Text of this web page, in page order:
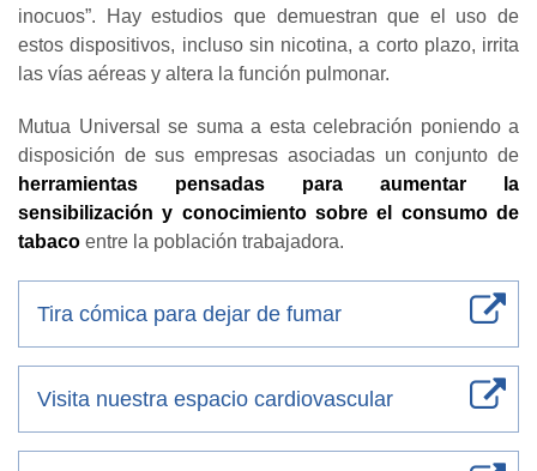
inocuos”. Hay estudios que demuestran que el uso de
estos dispositivos, incluso sin nicotina, a corto plazo, irrita
las vías aéreas y altera la función pulmonar.
Mutua Universal se suma a esta celebración poniendo a
disposición de sus empresas asociadas un conjunto de
herramientas pensadas para aumentar la
sensibilización y conocimiento sobre el consumo de
tabaco entre la población trabajadora.
Tira cómica para dejar de fumar
Visita nuestra espacio cardiovascular